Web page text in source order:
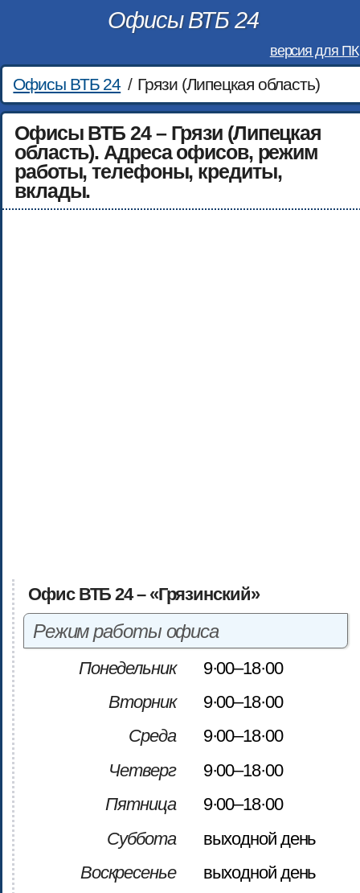
Офисы ВТБ 24
версия для ПК
Офисы ВТБ 24 / Грязи (Липецкая область)
Офисы ВТБ 24 – Грязи (Липецкая
область). Адреса офисов, режим
работы, телефоны, кредиты,
вклады.
Офис ВТБ 24 – «Грязинский»
Режим работы офиса
Понедельник
9·00–18·00
Вторник
9·00–18·00
Среда
9·00–18·00
Четверг
9·00–18·00
Пятница
9·00–18·00
Суббота
выходной день
Воскресенье
выходной день